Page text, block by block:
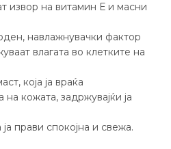
извор на витамин Е и масни
навлажнувачки фактор
влагата во клетките на
која ја враќа
кожата, задржувајќи ја
прави спокојна и свежа.